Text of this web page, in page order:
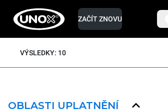
ZAČÍT ZNOVU
VÝSLEDKY: 10
OBLASTI UPLATNĚNÍ